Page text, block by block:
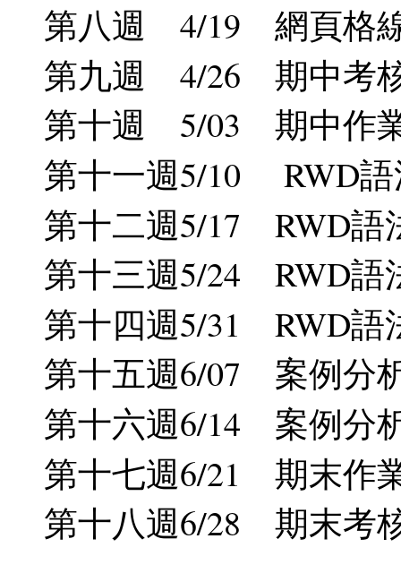
第八週 4/19 網頁格線
第九週 4/26 期中考核
第十週 5/03 期中作業
第十一週5/10 RWD語
第十二週5/17 RWD語
第十三週5/24 RWD語
第十四週5/31 RWD語
第十五週6/07 案例分
第十六週6/14 案例分
第十七週6/21 期末作
第十八週6/28 期末考